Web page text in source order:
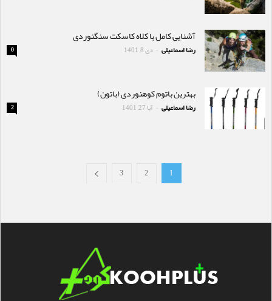
آشنایی کامل با کلاه کاسکت سنگنوردی
رضا اسماعیلی - دی 8, 1401 0
بهترین باتوم کوهنوردی (باتون)
رضا اسماعیلی - آبا 27, 1401 2
1
2
3